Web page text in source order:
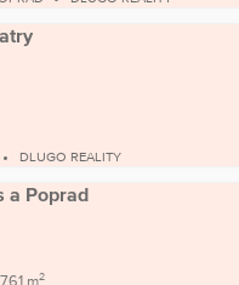
DLUGO REALITY
a Poprad
761 m2